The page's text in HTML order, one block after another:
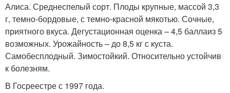
Алиса. Среднеспелый сорт. Плоды крупные, массой 3,3
г, темно-бордовые, с темно-красной мякотью. Сочные,
приятного вкуса. Дегустационная оценка – 4,5 баллаиз 5
возможных. Урожайность – до 8,5 кг с куста.
Самобесплодный. Зимостойкий. Относительно устойчив
к болезням.
В Госреестре с 1997 года.